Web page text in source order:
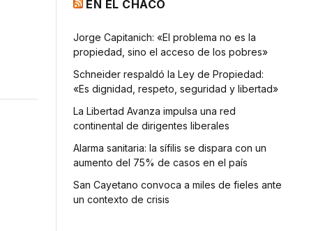
EN EL CHACO
Jorge Capitanich: «El problema no es la
propiedad, sino el acceso de los pobres»
Schneider respaldó la Ley de Propiedad:
«Es dignidad, respeto, seguridad y libertad»
La Libertad Avanza impulsa una red
continental de dirigentes liberales
Alarma sanitaria: la sífilis se dispara con un
aumento del 75% de casos en el país
San Cayetano convoca a miles de fieles ante
un contexto de crisis